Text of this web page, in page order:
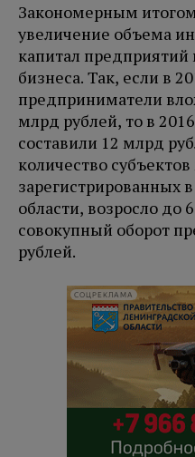
Закономерным
увеличение объема
капитал предприятий
бизнеса. Так, если в
предприниматели
млрд рублей, то в
составили 12 млрд
количество
зарегистрированных
области, возросло до
совокупный оборот
рублей.
СОЦРЕКЛАМА